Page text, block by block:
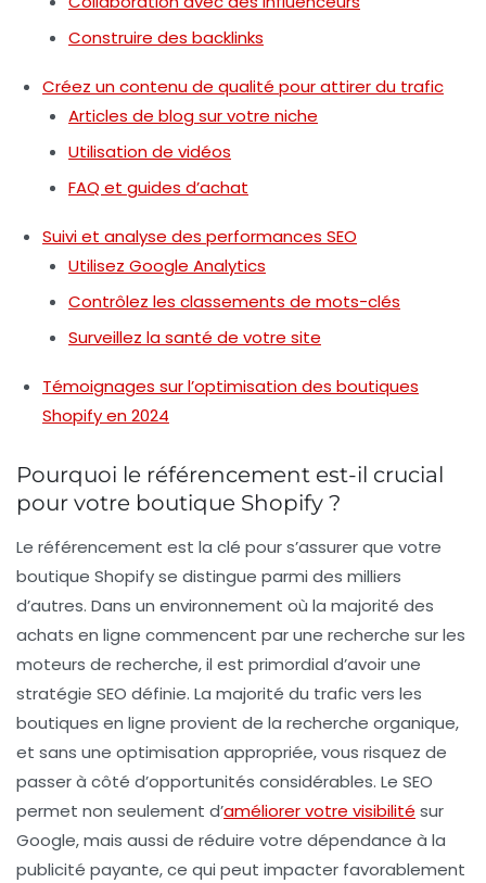
Construire des backlinks
Créez un contenu de qualité pour attirer du trafic
Articles de blog sur votre niche
Utilisation de vidéos
FAQ et guides d’achat
Suivi et analyse des performances SEO
Utilisez Google Analytics
Contrôlez les classements de mots-clés
Surveillez la santé de votre site
Témoignages sur l’optimisation des boutiques
Shopify en 2024
Pourquoi le référencement est-il crucial
pour votre boutique Shopify ?
Le référencement est la clé pour s’assurer que votre
boutique Shopify se distingue parmi des milliers
d’autres. Dans un environnement où la majorité des
achats en ligne commencent par une recherche sur les
moteurs de recherche, il est primordial d’avoir une
stratégie SEO définie. La majorité du trafic vers les
boutiques en ligne provient de la recherche organique,
et sans une optimisation appropriée, vous risquez de
passer à côté d’opportunités considérables. Le SEO
permet non seulement d’améliorer votre visibilité sur
Google, mais aussi de réduire votre dépendance à la
publicité payante, ce qui peut impacter favorablement